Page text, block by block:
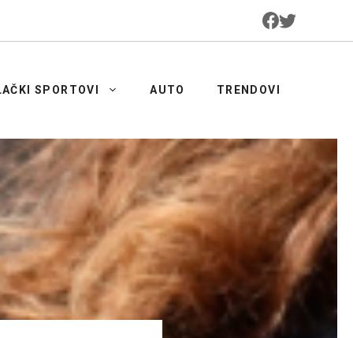
SPORTOVI AUTO TRENDOVI